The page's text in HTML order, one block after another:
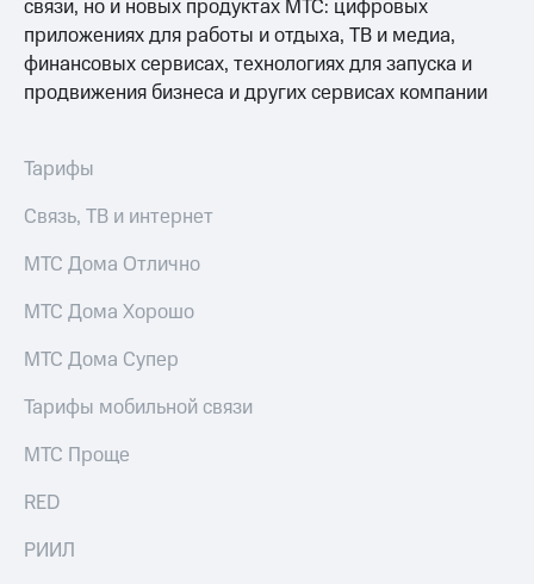
связи, но и новых продуктах МТС: цифровых
приложениях для работы и отдыха, ТВ и медиа,
финансовых сервисах, технологиях для запуска и
продвижения бизнеса и других сервисах компании
Тарифы
Связь, ТВ и интернет
МТС Дома Отлично
МТС Дома Хорошо
МТС Дома Супер
Тарифы мобильной связи
МТС Проще
RED
РИИЛ